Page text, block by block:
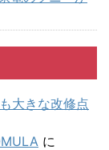
大きな改修点
に